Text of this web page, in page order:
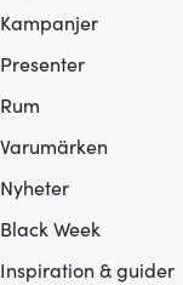
Kampanjer
Presenter
Rum
Varumärken
Nyheter
Black Week
Inspiration & guider